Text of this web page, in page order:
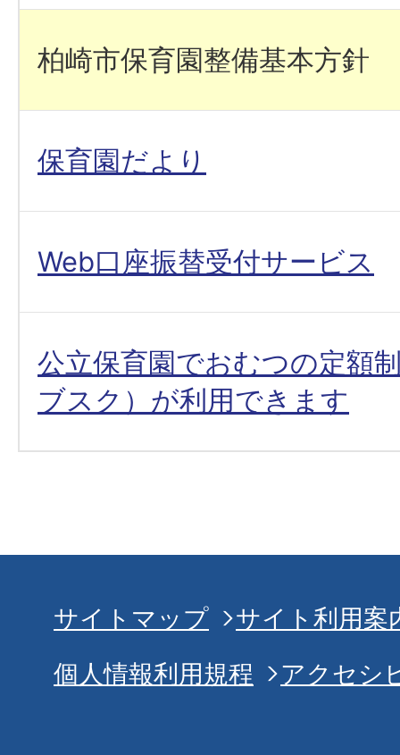
柏崎市保育園整備基本方針
保育園だより
Web口座振替受付サービス
公立保育園でおむつの定額
ブスク）が利用できます
サイトマップ
サイト利用案
個人情報利用規程
アクセシ